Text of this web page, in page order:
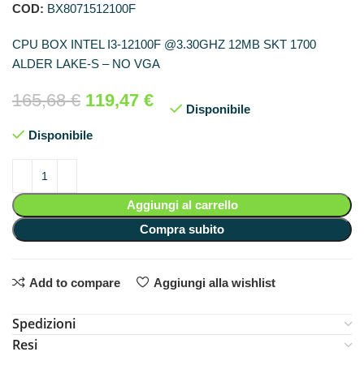
COD: BX8071512100F
CPU BOX INTEL I3-12100F @3.30GHZ 12MB SKT 1700
ALDER LAKE-S – NO VGA
165,68€ 119,47 €
Disponibile
Disponibile
Aggiungi al carrello
Compra subito
Add to compare Aggiungi alla wishlist
Spedizioni
Resi